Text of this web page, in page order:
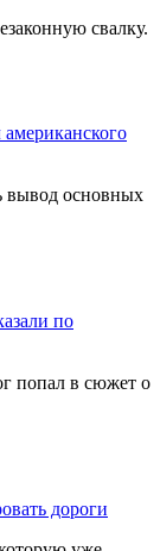
свалку.
вывод основных
по
попал в сюжет о
дороги